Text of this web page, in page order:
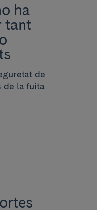
ha
tant
de
de la fuita